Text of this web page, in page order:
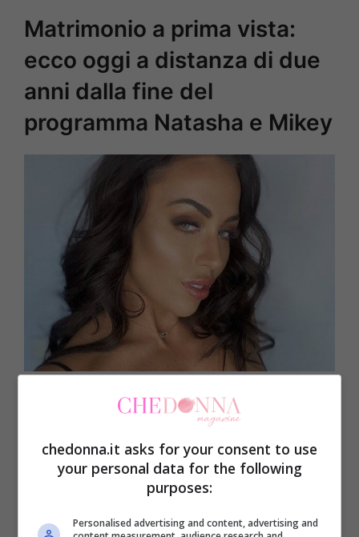
Matrimonio a prima vista:
ecco oggi a distanza di due
anni dalla fine del
programma Natasha e Mikey
Nato dal famoso format americano
Matrimonio a prima vista USA, gli
australiani, dopo il successo della quarta
chedonna.it asks for your consent to use
your personal data for the following
purposes:
Personalised advertising and content, advertising and